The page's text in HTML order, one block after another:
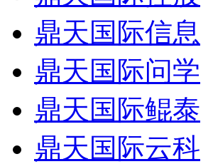
鼎天国际信息
鼎天国际问学
鼎天国际鲲泰
鼎天国际云科